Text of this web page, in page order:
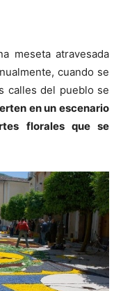
meseta atravesada
cuando se
calles del pueblo se
en un escenario
florales que se